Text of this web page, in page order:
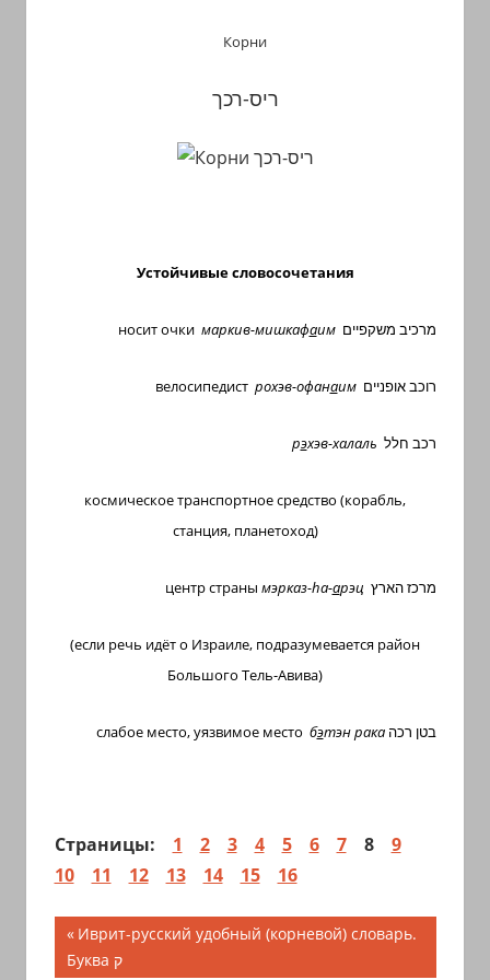
Корни
ריס-רכך
Устойчивые словосочетания
носит очки маркив-мишкафаим מרכיב משקפיים
велосипедист рохэв-офанаим רוכב אופניים
рэхэв-халаль רכב חלל
космическое транспортное средство (корабль,
станция, планетоход)
центр страны мэрказ-hа-арэц מרכז הארץ
(если речь идёт о Израиле, подразумевается район
Большого Тель-Авива)
слабое место, уязвимое место бэтэн рака בטן רכה
Страницы: 1 2 3 4 5 6 7 8
9
10
11 12 13 14 15 16
Навигация
Предыдущая
запись;
Иврит-русский удобный (корневой) словарь.
Буква ק